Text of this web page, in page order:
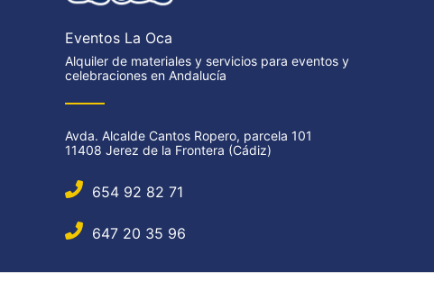
Eventos La Oca
Alquiler de materiales y servicios para eventos y
celebraciones en Andalucía
Avda. Alcalde Cantos Ropero, parcela 101
11408 Jerez de la Frontera (Cádiz)
654 92 82 71
647 20 35 96